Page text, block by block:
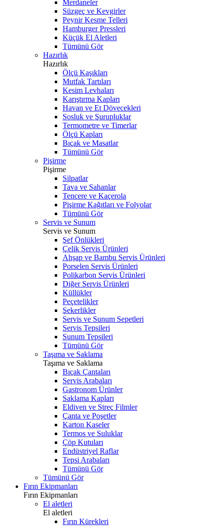
Merdaneler
Süzgeç ve Kevgirler
Peynir Kesme Telleri
Hamburger Pressleri
Küçük El Aletleri
Tümünü Gör
Hazırlık
Hazırlık
Ölçü Kaşıkları
Mutfak Tartıları
Kesim Levhaları
Karıştırma Kapları
Havan ve Et Dövecekleri
Sosluk ve Şurupluklar
Termometre ve Timerlar
Ölçü Kapları
Bıçak ve Masatlar
Tümünü Gör
Pişirme
Pişirme
Silpatlar
Tava ve Sahanlar
Tencere ve Kaçerola
Pişirme Kağıtları ve Folyolar
Tümünü Gör
Servis ve Sunum
Servis ve Sunum
Şef Önlükleri
Çelik Servis Ürünleri
Ahşap ve Bambu Servis Ürünleri
Porselen Servis Ürünleri
Polikarbon Servis Ürünleri
Diğer Servis Ürünleri
Küllükler
Peçetelikler
Şekerlikler
Servis ve Sunum Sepetleri
Servis Tepsileri
Sunum Tepsileri
Tümünü Gör
Taşıma ve Saklama
Taşıma ve Saklama
Bıçak Çantaları
Servis Arabaları
Gastronom Ürünler
Saklama Kapları
Eldiven ve Streç Filmler
Çanta ve Poşetler
Karton Kaseler
Termos ve Suluklar
Çöp Kutuları
Endüstriyel Raflar
Tepsi Arabaları
Tümünü Gör
Tümünü Gör
Fırın Ekipmanları
Fırın Ekipmanları
El aletleri
El aletleri
Fırın Kürekleri